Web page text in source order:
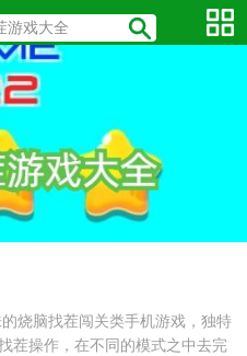
烧脑找茬闯关类手机游戏，独特
茬操作，在不同的模式之中去完